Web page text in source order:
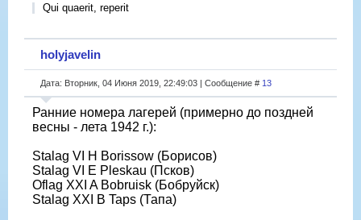
Qui quaerit, reperit
holyjavelin
Дата: Вторник, 04 Июня 2019, 22:49:03 | Сообщение # 13
Ранние номера лагерей (примерно до поздней
весны - лета 1942 г.):
Stalag VI H Borissow (Борисов)
Stalag VI E Pleskau (Псков)
Oflag XXI A Bobruisk (Бобруйск)
Stalag XXI B Taps (Тапа)